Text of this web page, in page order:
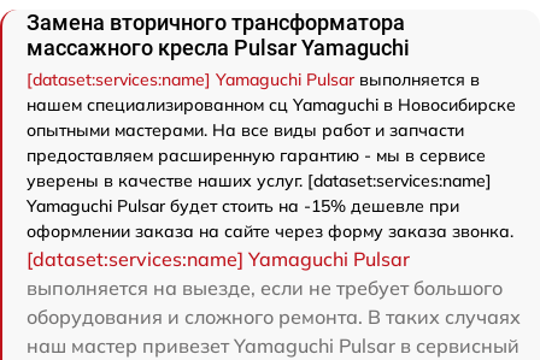
Замена вторичного трансформатора
массажного кресла Pulsar Yamaguchi
[dataset:services:name] Yamaguchi Pulsarвыполняется в
нашем специализированном сц Yamaguchi в Новосибирске
опытными мастерами. На все виды работ и запчасти
предоставляем расширенную гарантию - мы в сервисе
уверены в качестве наших услуг. [dataset:services:name]
Yamaguchi Pulsar будет стоить на -15% дешевле при
оформлении заказа на сайте через форму заказа звонка.
[dataset:services:name] Yamaguchi Pulsar
выполняется на выезде, если не требует большого
оборудования и сложного ремонта. В таких случаях
наш мастер привезет Yamaguchi Pulsar в сервисный